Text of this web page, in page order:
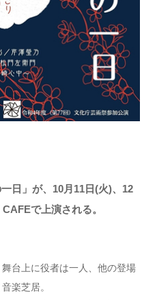
日」が、10月11日(火)、12
で上演される。
台上に役者は一人、他の登場
楽芝居。